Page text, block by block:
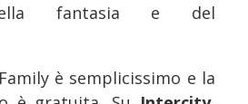
della fantasia e del
è semplicissimo e la